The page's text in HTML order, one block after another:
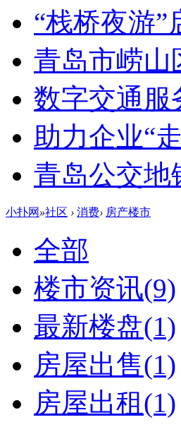
“栈桥夜游
青岛市崂山
数字交通服
助力企业“
青岛公交地
小扑网 »社区 › 消费› 房产楼市
全部
楼市资讯(9)
最新楼盘(1)
房屋出售(1)
房屋出租(1)